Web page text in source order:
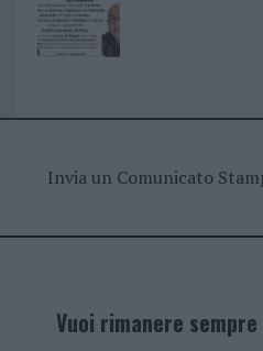
Invia un Comunicato
Vuoi rimanere